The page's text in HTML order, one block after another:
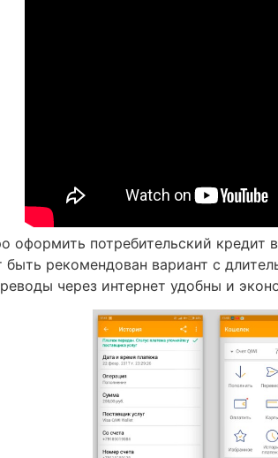
потребительский кредит
рекомендован вариант с
через интернет удобны и